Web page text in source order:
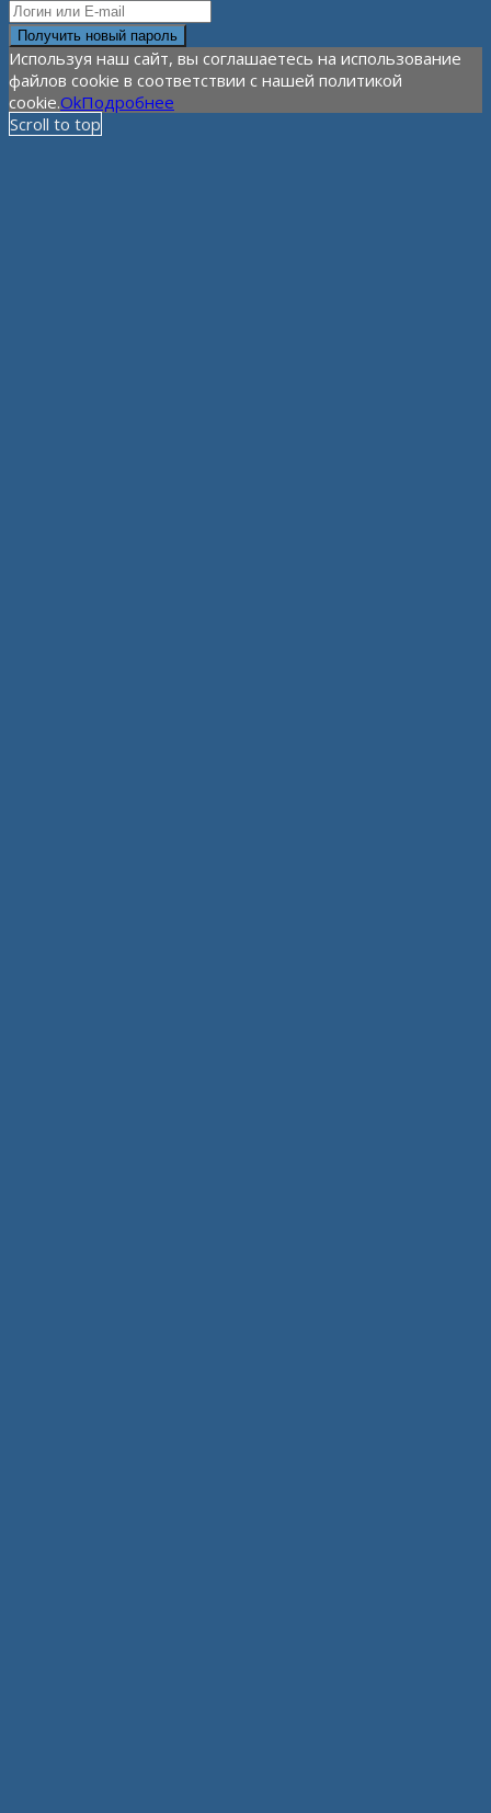
Используя наш сайт, вы соглашаетесь на использование
файлов cookie в соответствии с нашей политикой
cookie.OkПодробнее
Scroll to top